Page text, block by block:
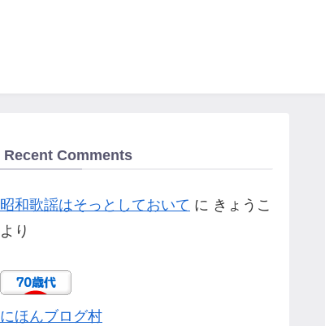
Recent Comments
昭和歌謡はそっとしておいて に きょうこ
より
にほんブログ村